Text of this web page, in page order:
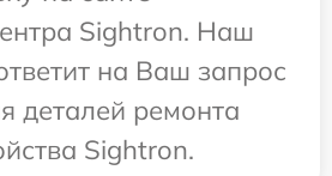
Sightron. Наш
на Ваш запрос
деталей ремонта
Sightron.